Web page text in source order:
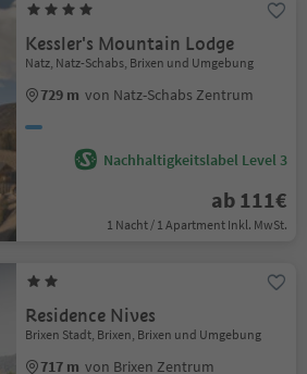
Kessler's Mountain Lodge
Natz, Natz-Schabs, Brixen und Umgebung
729 m von Natz-Schabs Zentrum
Nachhaltigkeitslabel Level 3
ab 111€
1 Nacht / 1 Apartment Inkl. MwSt.
Residence Nives
Brixen Stadt, Brixen, Brixen und Umgebung
717 m von Brixen Zentrum